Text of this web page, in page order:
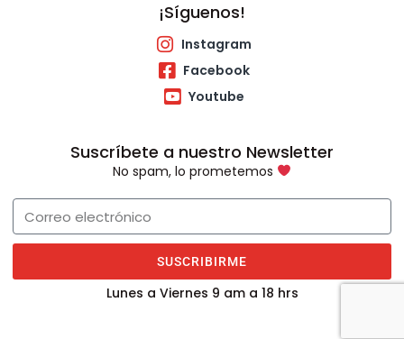
¡Síguenos!
Instagram
Facebook
Youtube
Suscríbete a nuestro Newsletter
No spam, lo prometemos
SUSCRIBIRME
Lunes a Viernes 9 am a 18 hrs